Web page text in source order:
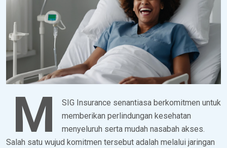
M
SIG Insurance senantiasa berkomitmen untuk
memberikan perlindungan kesehatan
menyeluruh serta mudah nasabah akses.
Salah satu wujud komitmen tersebut adalah melalui jaringan